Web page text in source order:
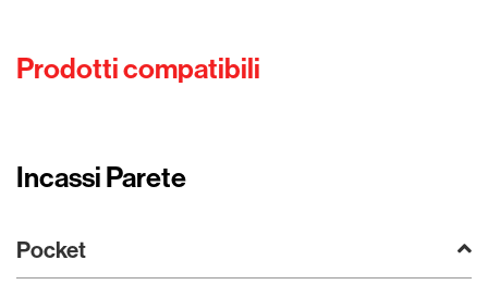
Prodotti compatibili
Incassi Parete
Pocket